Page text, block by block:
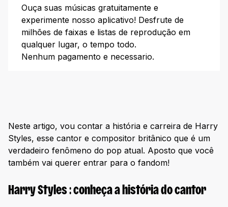
Com certeza, você vai entrar para o fã clube
após esses plays!
Harry Styles: escute seus maiores sucessos
Sign of the Times
Watermelon Sugar: história e curiosidades
Principais Playlist do Harry Styles
100% Harry Styles
Ouça suas músicas gratuitamente e
experimente nosso aplicativo! Desfrute de
milhões de faixas e listas de reprodução em
qualquer lugar, o tempo todo.
Nenhum pagamento e necessario.
Neste artigo, vou contar a história e carreira de Harry
Styles, esse cantor e compositor britânico que é um
verdadeiro fenômeno do pop atual. Aposto que você
também vai querer entrar para o fandom!
Harry Styles : conheça a história do cantor